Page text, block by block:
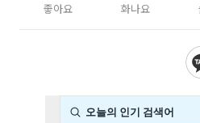
좋아요 화나요